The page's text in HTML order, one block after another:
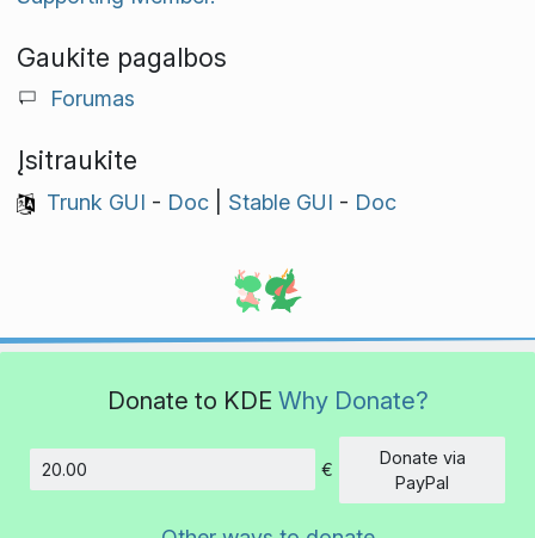
Gaukite pagalbos
Forumas
Įsitraukite
Trunk GUI - Doc| Stable GUI - Doc
Donate to KDE Why Donate?
Amount
€
Donate via
PayPal